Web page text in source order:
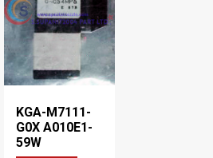
KGA-M7111-
G0X A010E1-
59W